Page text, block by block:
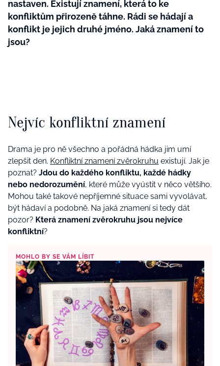
nastaven. Existují znamení, která to ke
konfliktům přirozeně táhne. Rádi se hádají a
konflikt je jejich druhé jméno. Jaká znamení to
jsou?
Nejvíc konfliktní znamení
Drama je pro ně všechno a pořádná hádka jim umí
zlepšit den. Konfliktní znamení zvěrokruhu existují. Jak je
poznat? Jdou do každého konfliktu, každé hádky
nebo nedorozumění, které může vyústit v něco většího.
Mohou také takové nepříjemné situace sami vyvolávat,
být hádaví a podobně. Na jaká znamení si tedy dát
pozor? Která znamení zvěrokruhu jsou nejvíce
konfliktní?
MOHLO BY SE VÁM LÍBIT